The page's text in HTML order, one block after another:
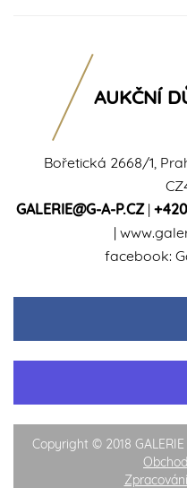
Bořetická 2668/1,
GALERIE@G-A-P.CZ|
|
facebook:
AUKČNÍ
Copyright © 2018